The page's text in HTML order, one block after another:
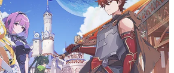
変えた日本語
「裏技」「ラスボス」… ゲームにまつわる言葉
法の変遷を、コンピューター文化史研究家・タ
が徹底調査。